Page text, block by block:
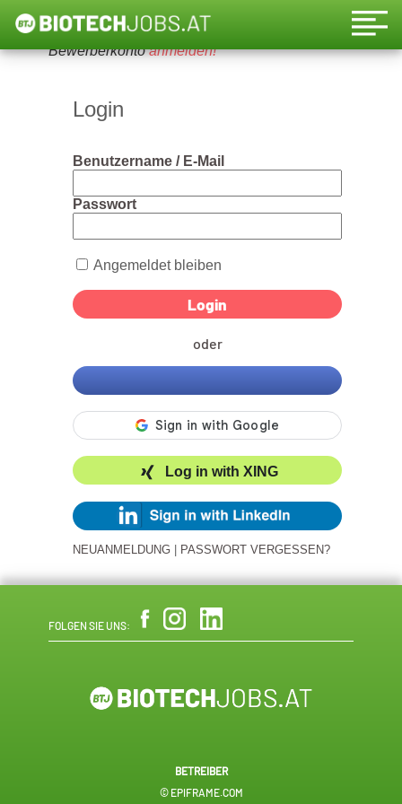
Um diese Funktion nutzen zu können, bitte ein
Bewerberkontoanmelden!
Login
Benutzername / E-Mail
Passwort
Angemeldet bleiben
oder
Log in with XING
NEUANMELDUNG PASSWORT VERGESSEN?
FOLGEN SIE UNS:
BETREIBER
© EPIFRAME.COM